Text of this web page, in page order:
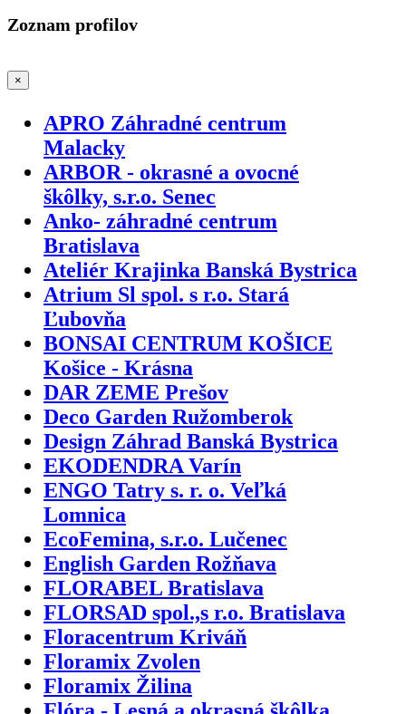
Zoznam profilov
×
APRO Záhradné centrum
Malacky
ARBOR - okrasné a ovocné
škôlky, s.r.o. Senec
Anko- záhradné centrum
Bratislava
Ateliér Krajinka Banská Bystrica
Atrium Sl spol. s r.o. Stará
Ľubovňa
BONSAI CENTRUM KOŠICE
Košice - Krásna
DAR ZEME Prešov
Deco Garden Ružomberok
Design Záhrad Banská Bystrica
EKODENDRA Varín
ENGO Tatry s. r. o. Veľká
Lomnica
EcoFemina, s.r.o. Lučenec
English Garden Rožňava
FLORABEL Bratislava
FLORSAD spol.,s r.o. Bratislava
Floracentrum Kriváň
Floramix Zvolen
Floramix Žilina